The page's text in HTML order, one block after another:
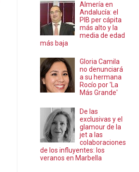
Almería en
Andalucía: el
PIB per cápita
más alto y la
media de edad
más baja
Gloria Camila
no denunciará
a su hermana
Rocío por 'La
Más Grande'
De las
exclusivas y el
glamour de la
jet a las
colaboraciones
de los influyentes: los
veranos en Marbella